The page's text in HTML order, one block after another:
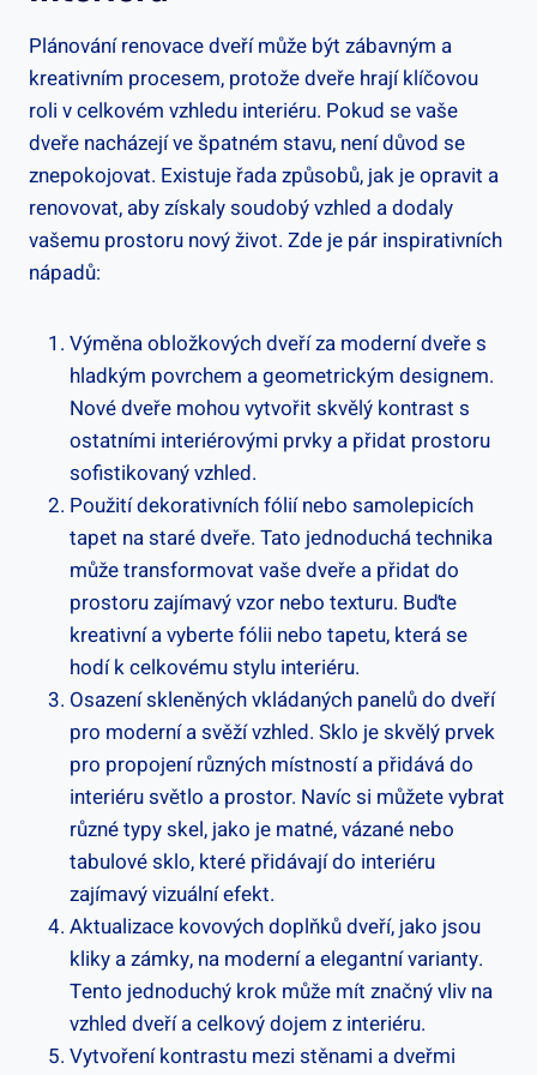
Plánování renovace dveří může být zábavným a
kreativním procesem, protože dveře hrají klíčovou
roli v celkovém vzhledu interiéru. Pokud se vaše
dveře nacházejí ve špatném stavu, není důvod se
znepokojovat. Existuje řada způsobů, jak je opravit a
renovovat, aby získaly soudobý vzhled a dodaly
vašemu prostoru nový život. Zde je pár inspirativních
nápadů:
Výměna obložkových dveří za moderní dveře s
hladkým povrchem a geometrickým designem.
Nové dveře mohou vytvořit skvělý kontrast s
ostatními interiérovými prvky a přidat prostoru
sofistikovaný vzhled.
Použití dekorativních fólií nebo samolepicích
tapet na staré dveře. Tato jednoduchá technika
může transformovat vaše dveře a přidat do
prostoru zajímavý vzor nebo texturu. Buďte
kreativní a vyberte fólii nebo tapetu, která se
hodí k celkovému stylu interiéru.
Osazení skleněných vkládaných panelů do dveří
pro moderní a svěží vzhled. Sklo je skvělý prvek
pro propojení různých místností a přidává do
interiéru světlo a prostor. Navíc si můžete vybrat
různé typy skel, jako je matné, vázané nebo
tabulové sklo, které přidávají do interiéru
zajímavý vizuální efekt.
Aktualizace kovových doplňků dveří, jako jsou
kliky a zámky, na moderní a elegantní varianty.
Tento jednoduchý krok může mít značný vliv na
vzhled dveří a celkový dojem z interiéru.
Vytvoření kontrastu mezi stěnami a dveřmi